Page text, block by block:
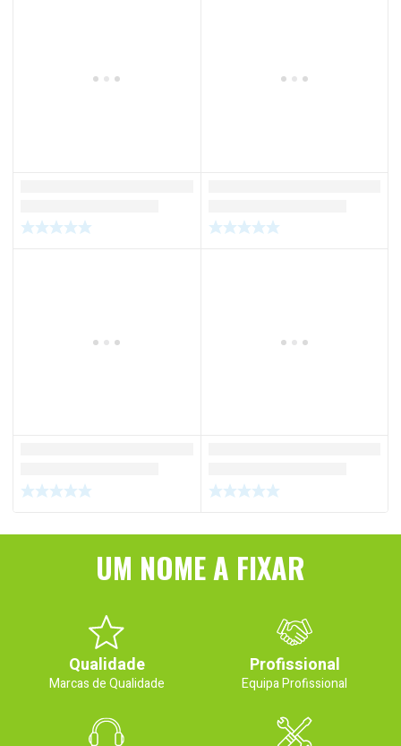
UM NOME A FIXAR
Qualidade
Marcas de Qualidade
Profissional
Equipa Profissional